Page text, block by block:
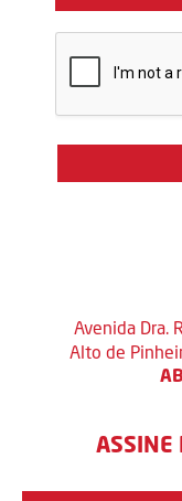
Avenida Dra.
Alto de
ASSINE